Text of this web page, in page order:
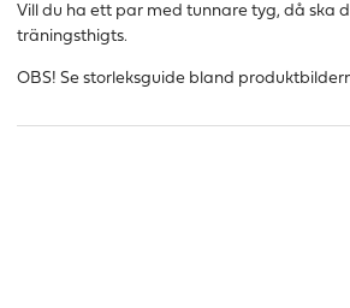
Vill du ha ett par med tunnare tyg, då ska
träningsthigts.
OBS! Se storleksguide bland